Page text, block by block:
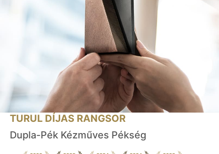
TURUL DÍJAS RANGSOR
Dupla-Pék Kézműves Pékség